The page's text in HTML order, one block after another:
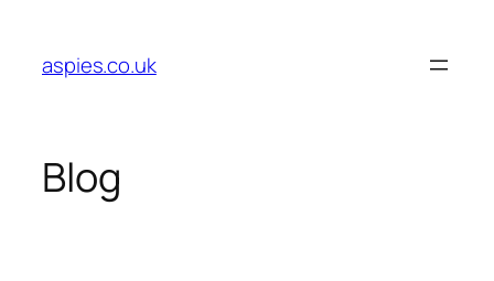
content
aspies.co.uk
Blog